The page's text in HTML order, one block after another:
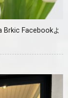
Brkic Facebookよ